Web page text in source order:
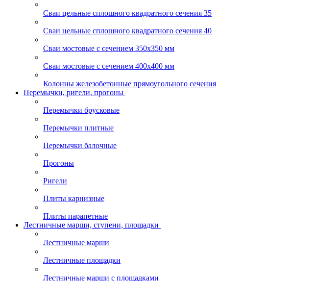
Сваи цельные сплошного квадратного сечения 35
Сваи цельные сплошного квадратного сечения 40
Сваи мостовые с сечением 350х350 мм
Сваи мостовые с сечением 400х400 мм
Колонны железобетонные прямоугольного сечения
Перемычки, ригели, прогоны
Перемычки брусковые
Перемычки плитные
Перемычки балочные
Прогоны
Ригели
Плиты карнизные
Плиты парапетные
Лестничные марши, ступени, площадки
Лестничные марши
Лестничные площадки
Лестничные марши с площадками